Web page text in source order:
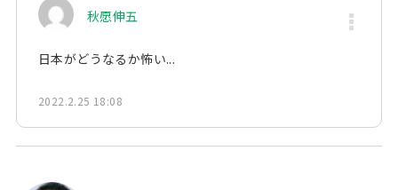
秋愿伸五
日本がどうなるか怖い...
2022.2.25 18:08